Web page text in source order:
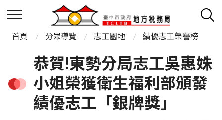
首頁 分眾導覽 志工園地 績優志工榮譽榜
恭賀!東勢分局志工吳惠姝
小姐榮獲衛生福利部頒發
績優志工「銀牌獎」